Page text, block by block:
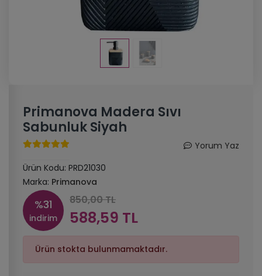
Primanova Madera Sıvı
Sabunluk Siyah
Yorum Yaz
Ürün Kodu: PRD21030
Marka: Primanova
%31
indirim
850,00 TL
588,59 TL
Ürün stokta bulunmamaktadır.